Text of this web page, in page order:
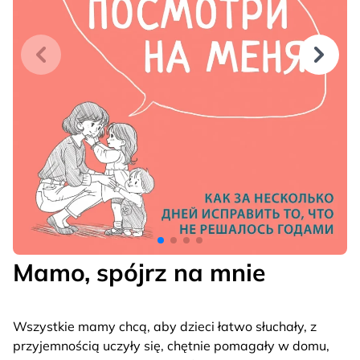
Mamo, spójrz na mnie
Wszystkie mamy chcą, aby dzieci łatwo słuchały, z
przyjemnością uczyły się, chętnie pomagały w domu,